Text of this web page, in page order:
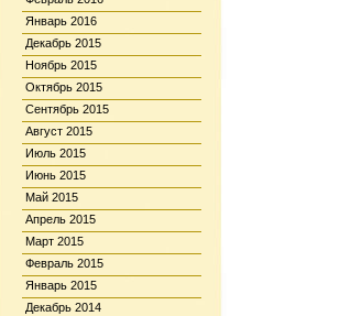
Январь 2016
Декабрь 2015
Ноябрь 2015
Октябрь 2015
Сентябрь 2015
Август 2015
Июль 2015
Июнь 2015
Май 2015
Апрель 2015
Март 2015
Февраль 2015
Январь 2015
Декабрь 2014